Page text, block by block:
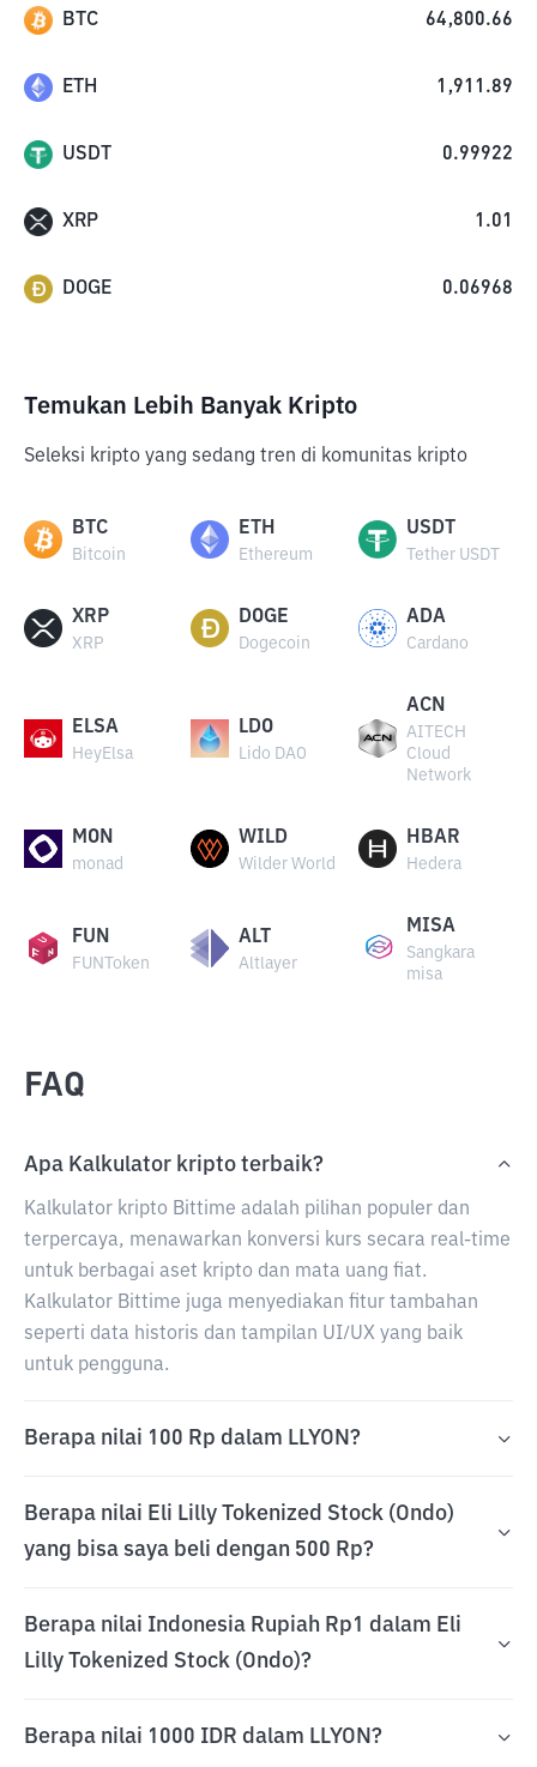
BTC 64,800.66
ETH 1,911.89
USDT 0.99922
XRP 1.01
DOGE 0.06968
Temukan Lebih Banyak Kripto
Seleksi kripto yang sedang tren di komunitas kripto
BTC
Bitcoin
ETH
Ethereum
USDT
Tether USDT
XRP
XRP
DOGE
Dogecoin
ADA
Cardano
ELSA
HeyElsa
LDO
Lido DAO
ACN
AITECH
Cloud
Network
MON
monad
WILD
Wilder World
HBAR
Hedera
FUN
FUNToken
ALT
Altlayer
MISA
Sangkara
misa
FAQ
Apa Kalkulator kripto terbaik?
Kalkulator kripto Bittime adalah pilihan populer dan
terpercaya, menawarkan konversi kurs secara real-time
untuk berbagai aset kripto dan mata uang fiat.
Kalkulator Bittime juga menyediakan fitur tambahan
seperti data historis dan tampilan UI/UX yang baik
untuk pengguna.
Berapa nilai 100 Rp dalam LLYON?
Berapa nilai Eli Lilly Tokenized Stock (Ondo)
yang bisa saya beli dengan 500 Rp?
Berapa nilai Indonesia Rupiah Rp1 dalam Eli
Lilly Tokenized Stock (Ondo)?
Berapa nilai 1000 IDR dalam LLYON?